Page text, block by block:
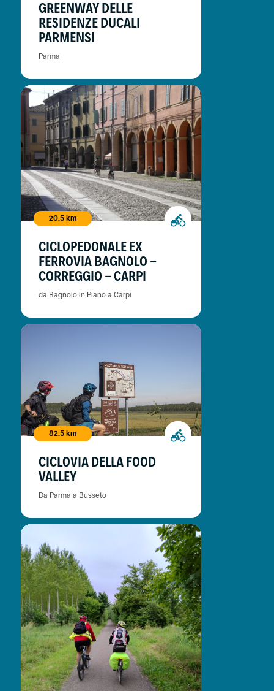
GREENWAY DELLE
RESIDENZE DUCALI
PARMENSI
Parma
20.5 km
CICLOPEDONALE EX
FERROVIA BAGNOLO -
CORREGGIO - CARPI
da Bagnolo in Piano a Carpi
82.5 km
CICLOVIA DELLA FOOD
VALLEY
Da Parma a Busseto